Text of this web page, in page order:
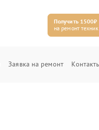
Получить 1500₽
на ремонт
Заявка на ремонт